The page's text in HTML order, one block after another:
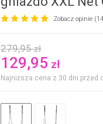
Zobacz opinie
279,95zł
129,95 zł
Najniższa cena z 30 dni przed